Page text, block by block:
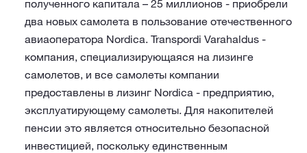
полученного капитала – 25 миллионов - приобрели
два новых самолета в пользование отечественного
авиаоператора Nordica. Transpordi Varahaldus -
компания, специализирующаяся на лизинге
самолетов, и все самолеты компании
предоставлены в лизинг Nordica - предприятию,
эксплуатирующему самолеты. Для накопителей
пенсии это является относительно безопасной
инвестицией, поскольку единственным